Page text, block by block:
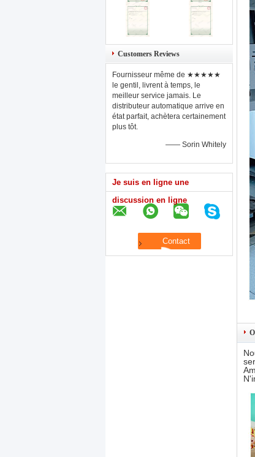
Customers Reviews
Fournisseur même de ★★★★★
le gentil, livrent à temps, le
meilleur service jamais. Le
distributeur automatique arrive en
état parfait, achètera certainement
plus tôt.
—— Sorin Whitely
Je suis en ligne une
discussion en ligne